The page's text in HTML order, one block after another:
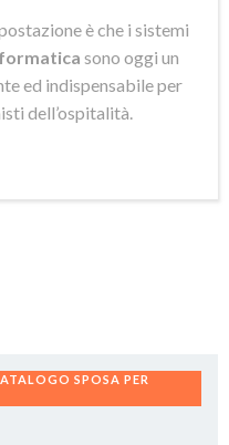
è che i sistemi
sono oggi un
ed indispensabile per
dell’ospitalità.
SPOSA PER